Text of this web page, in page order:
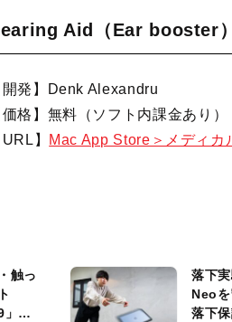
Aid（Ear booster）
開発】Denk Alexandru
価格】無料（ソフト内課金あり）
URL】
Mac App Store＞メディカ
触っ
落下
Neo
落下